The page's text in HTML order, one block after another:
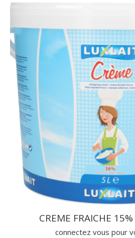
CREME FRAICHE
connectez vous pour